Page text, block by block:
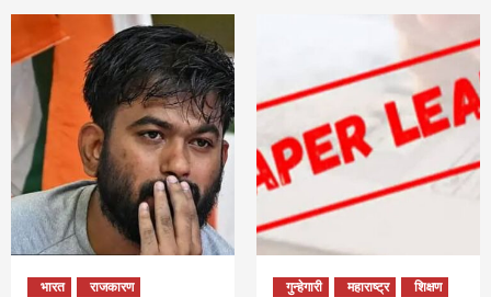
भारत राजकारण गुन्हेगारी महाराष्ट्र शिक्षण